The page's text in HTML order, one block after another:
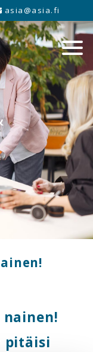
asia@asia.fi
pitäisi